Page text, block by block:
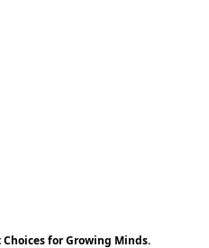
for Growing Minds.